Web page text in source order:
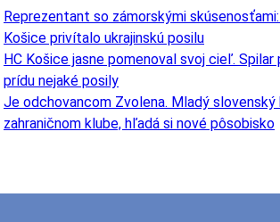
Reprezentant so zámorskými
Košice privítalo ukrajinskú posilu
HC Košice jasne pomenoval svoj cieľ.
prídu nejaké posily
Je odchovancom Zvolena. Mladý slovenský
zahraničnom klube, hľadá si nové pôsobisko